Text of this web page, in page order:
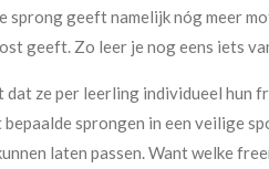
sprong geeft namelijk nóg meer
geeft. Zo leer je nog eens iets
ze per leerling individueel
sprongen in een veilige
laten passen. Want welke